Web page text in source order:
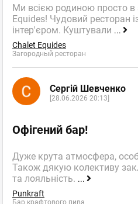
Ми всією родиною просто в
Equides! Чудовий ресторан
інтер'єром. Куштували ...
Chalet Equides
Загородный ресторан
Сергій Шевченко
[28.06.2026 20:13]
Офігений бар!
Дуже крута атмосфера,
Також дякую колективу
та лояльність. ...
Punkraft
Бар крафтового пива